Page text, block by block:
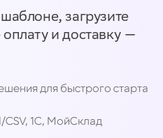
загрузите
и доставку —
для быстрого старта
1C, МойСклад